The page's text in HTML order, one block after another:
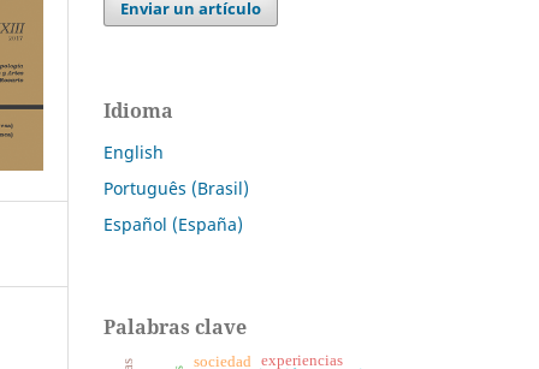
Enviar un artículo
Idioma
English
Português (Brasil)
Español (España)
Palabras clave
sociedad experiencias